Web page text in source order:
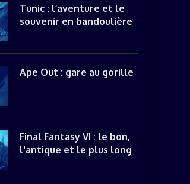
Tunic : l’aventure et le
souvenir en bandoulière
Ape Out : gare au gorille
Final Fantasy VI : le bon,
l'antique et le plus long